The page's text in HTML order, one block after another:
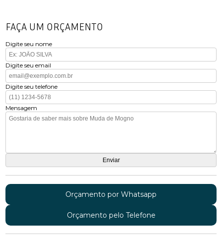
FAÇA UM ORÇAMENTO
Digite seu nome
Digite seu email
Digite seu telefone
Mensagem
Orçamento por Whatsapp
Orçamento pelo Telefone